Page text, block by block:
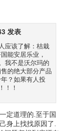
祖，创立于
人中就有8人一
路线，一向是
点与沃尔玛一
西尔斯的零售
史的沃尔玛所
改变
业和信用卡
战场上沃尔玛
发表
应该了解：桔栽
能安居乐业，
我不是沃尔玛的
的绝大部分产品
？如果有人投
！！
定道理的.至于国
身上找找原因了.